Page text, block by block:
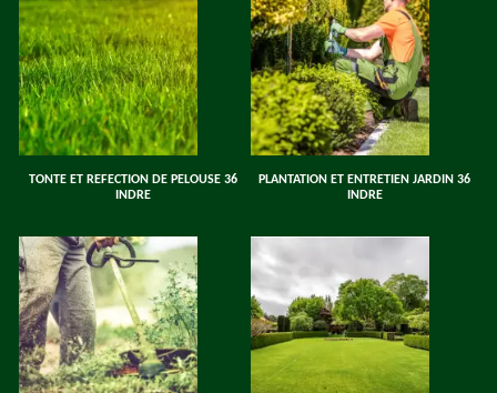
TONTE ET REFECTION DE PELOUSE 36
INDRE
PLANTATION ET ENTRETIEN JARDIN 36
INDRE